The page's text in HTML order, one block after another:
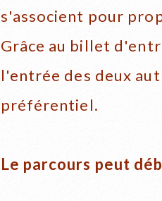
s'associent pour
Grâce au billet
l'entrée des deux
préférentiel.
Le parcours peut